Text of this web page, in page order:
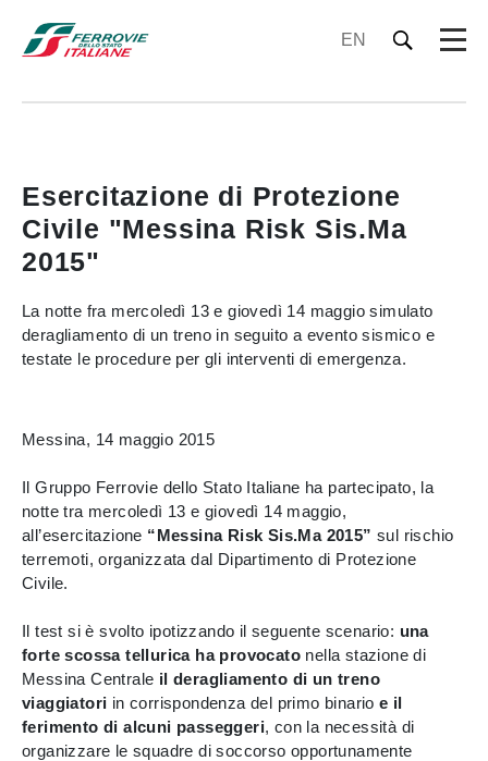
EN
Esercitazione di Protezione
Civile "Messina Risk Sis.Ma
2015"
La notte fra mercoledì 13 e giovedì 14 maggio simulato
deragliamento di un treno in seguito a evento sismico e
testate le procedure per gli interventi di emergenza.
Messina, 14 maggio 2015
Il Gruppo Ferrovie dello Stato Italiane ha partecipato, la
notte tra mercoledì 13 e giovedì 14 maggio,
all’esercitazione “Messina Risk Sis.Ma 2015” sul rischio
terremoti, organizzata dal Dipartimento di Protezione
Civile.
Il test si è svolto ipotizzando il seguente scenario: una
forte scossa tellurica ha provocato nella stazione di
Messina Centrale il deragliamento di un treno
viaggiatori in corrispondenza del primo binarioe il
ferimento di alcuni passeggeri, con la necessità di
organizzare le squadre di soccorso opportunamente